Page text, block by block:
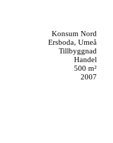
Konsum Nord
Ersboda, Umeå
Tillbyggnad
Handel
500 m²
2007